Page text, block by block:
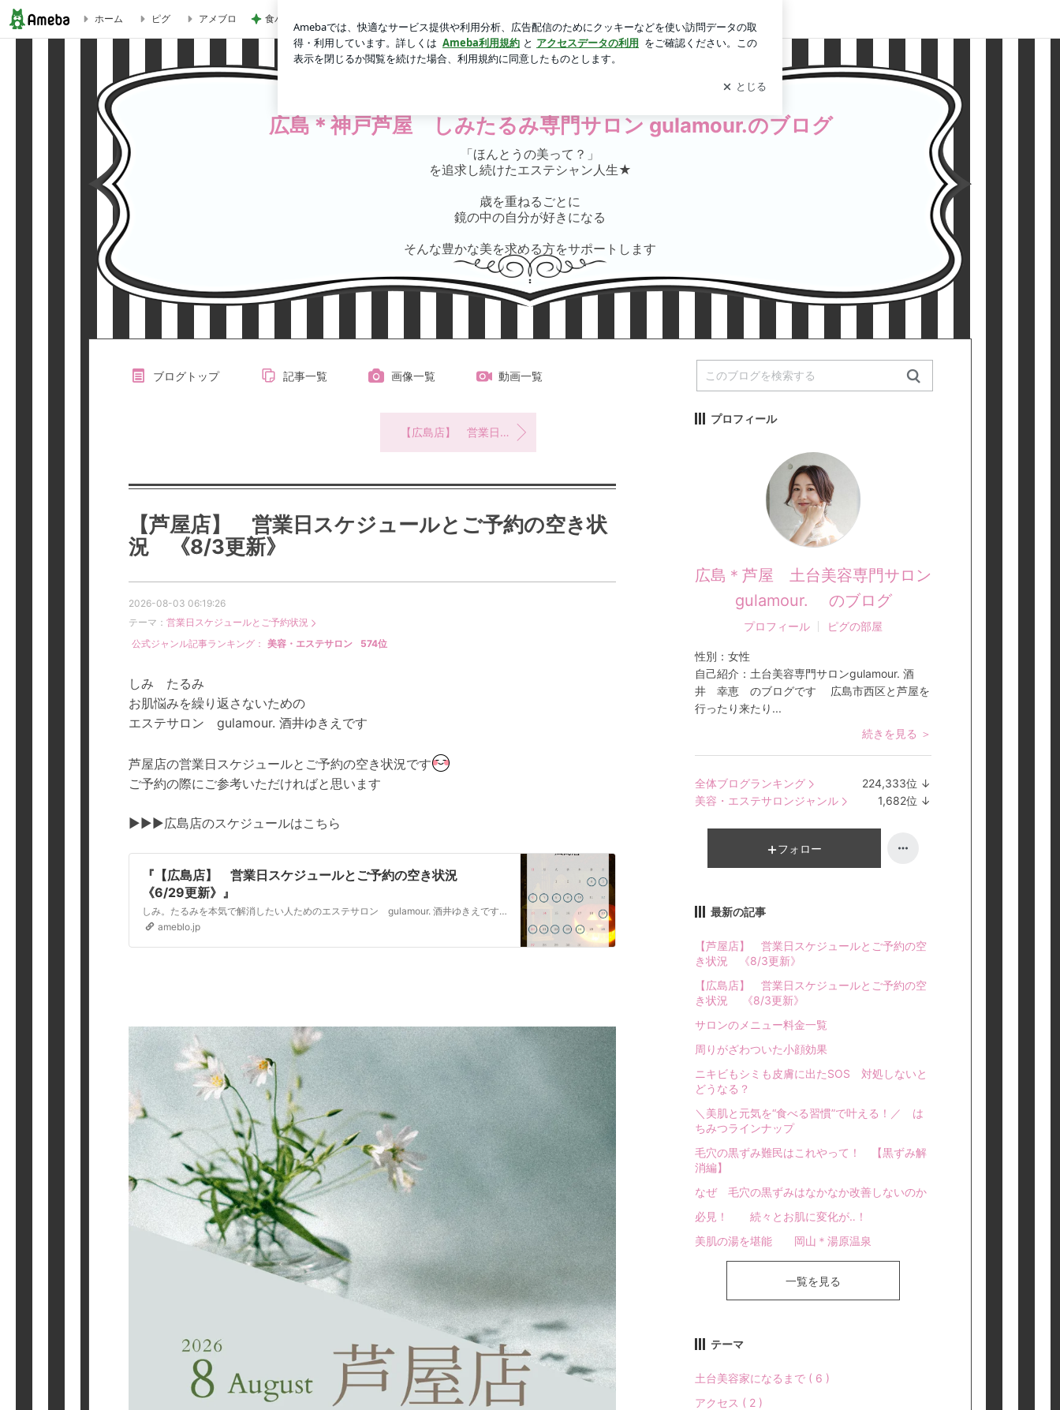
【芦屋店】 営業日スケジュールとご予約の空き状況 《8/3更新》 | 広島＊神戸芦屋 しみたるみ専門サロン gulamour.のブログ
ホーム ピグ アメブロ 食パンにはさんだ非常にうまいパン ログイン
広島＊神戸芦屋 しみたるみ専門サロン gulamour.のブログ
「ほんとうの美って？」
を追求し続けたエステシャン人生★
歳を重ねるごとに
鏡の中の自分が好きになる
そんな豊かな美を求める方をサポートします
ブログトップ 記事一覧 画像一覧 動画一覧
【広島店】 営業日スケジュールとご予約の空き状況 《8/3更新》
【芦屋店】 営業日スケジュールとご予約の空き状
況 《8/3更新》
2026-08-03 06:19:26
テーマ： 営業日スケジュールとご予約状況
公式ジャンル記事ランキング： 美容・エステサロン 574位
しみ たるみ
お肌悩みを繰り返さないための
エステサロン gulamour. 酒井ゆきえです
芦屋店の営業日スケジュールとご予約の空き状況です
ご予約の際にご参考いただければと思います
▶▶▶広島店のスケジュールはこちら
『【広島店】 営業日スケジュールとご予約の空き状況
《6/29更新》』
しみ。たるみを本気で解消したい人ためのエステサロン gulamour. 酒井ゆきえです 広島店の営業日スケジュールとご予約の空き状況ですご予約の際にご参考い…
ameblo.jp
プロフィール
広島＊芦屋 土台美容専門サロン
gulamour. のブログ
プロフィール ピグの部屋
性別： 女性
自己紹介： 土台美容専門サロンgulamour. 酒
井 幸恵 のブログです 広島市西区と芦屋を
行ったり来たり...
続きを見る ＞
全体ブログランキング 224,333位 ↓
美容・エステサロンジャンル 1,682位 ↓
フォロー
最新の記事
【芦屋店】 営業日スケジュールとご予約の空
き状況 《8/3更新》
【広島店】 営業日スケジュールとご予約の空
き状況 《8/3更新》
サロンのメニュー料金一覧
周りがざわついた小顔効果
ニキビもシミも皮膚に出たSOS 対処しないと
どうなる？
＼美肌と元気を“食べる習慣”で叶える！／ は
ちみつラインナップ
毛穴の黒ずみ難民はこれやって！ 【黒ずみ解
消編】
なぜ 毛穴の黒ずみはなかなか改善しないのか
必見！ 続々とお肌に変化が‥！
美肌の湯を堪能 岡山＊湯原温泉
一覧を見る
テーマ
土台美容家になるまで ( 6 )
アクセス ( 2 )